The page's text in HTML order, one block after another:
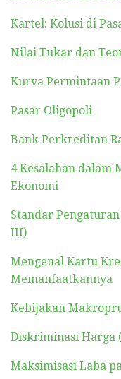
Kartel: Kolusi di
Nilai Tukar dan
Kurva Permintaan
Pasar Oligopoli
Bank Perkreditan
4 Kesalahan dalam
Ekonomi
Standar
III)
Mengenal Kartu
Memanfaatkannya
Kebijakan
Diskriminasi Harga
Maksimisasi Laba